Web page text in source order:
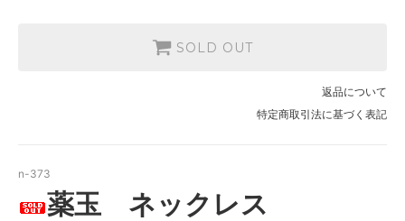
SOLD OUT
返品について
特定商取引法に基づく表記
n-373
薬玉 ネックレス